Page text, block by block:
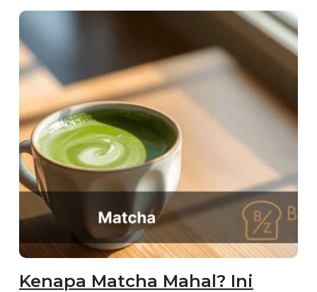
Kenapa Matcha Mahal? Ini